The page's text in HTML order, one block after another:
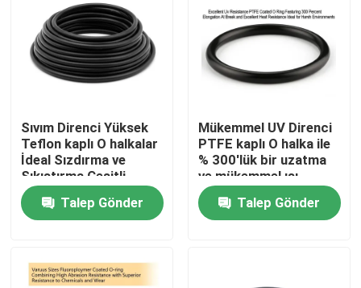
Ana sayfa
VİDEOLAR
Sıvım Direnci Yüksek
Teflon kaplı O halkalar
İdeal Sızdırma ve
Sıkıştırma Çeşitli
Endüstriler Kalıcı
Kimyasal Direnci
Talep Gönder
Mükemmel UV Direnci
PTFE kaplı O halka ile
% 300'lük bir uzatma
ve mükemmel ısı
direnci zor ortamlar
için idealdirTalep Gönder